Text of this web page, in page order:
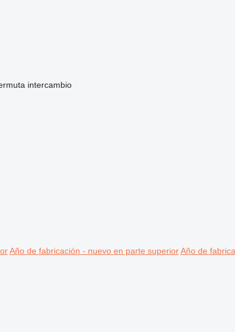
intercambio
Año de fabricación - nuevo en parte superior Año de